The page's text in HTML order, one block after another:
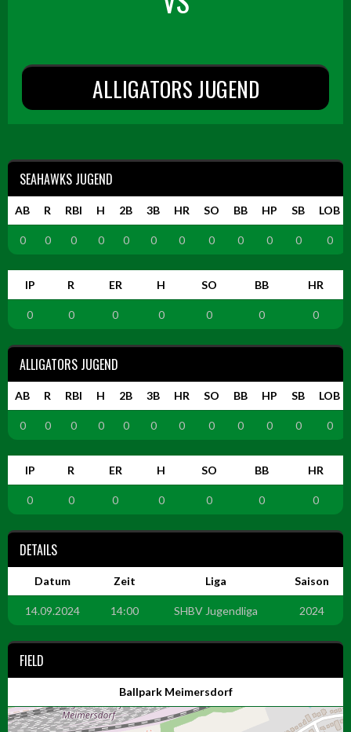
ALLIGATORS JUGEND
SEAHAWKS JUGEND
AB R RBI H 2B 3B HR SO BB HP SB LOB
0 0 0 0 0 0 0 0 0 0 0 0
IP R ER H SO BB HR
0 0 0 0 0 0 0
ALLIGATORS JUGEND
AB R RBI H 2B 3B HR SO BB HP SB LOB
0 0 0 0 0 0 0 0 0 0 0 0
IP R ER H SO BB HR
0 0 0 0 0 0 0
DETAILS
Datum Zeit Liga Saison
14.09.2024 14:00 SHBV Jugendliga 2024
FIELD
Ballpark Meimersdorf